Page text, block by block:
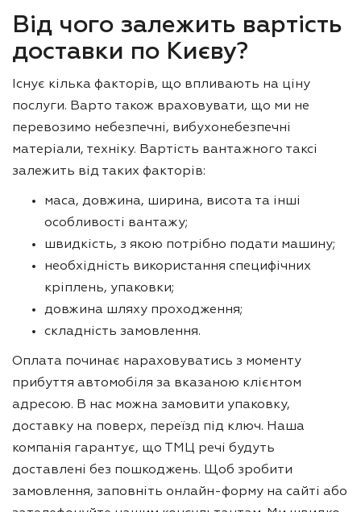
Від чого залежить вартість
доставки по Києву?
Існує кілька факторів, що впливають на ціну
послуги. Варто також враховувати, що ми не
перевозимо небезпечні, вибухонебезпечні
матеріали, техніку. Вартість вантажного таксі
залежить від таких факторів:
маса, довжина, ширина, висота та інші
особливості вантажу;
швидкість, з якою потрібно подати машину;
необхідність використання специфічних
кріплень, упаковки;
довжина шляху проходження;
складність замовлення.
Оплата починає нараховуватись з моменту
прибуття автомобіля за вказаною клієнтом
адресою. В нас можна замовити упаковку,
доставку на поверх, переїзд під ключ. Наша
компанія гарантує, що ТМЦ речі будуть
доставлені без пошкоджень. Щоб зробити
замовлення, заповніть онлайн-форму на сайті або